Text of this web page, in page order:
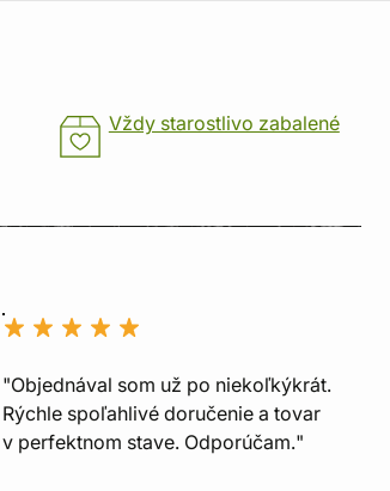
Vždy starostlivo zabalené
"Objednával som už po niekoľkýkrát.
Rýchle spoľahlivé doručenie a tovar
v perfektnom stave. Odporúčam."